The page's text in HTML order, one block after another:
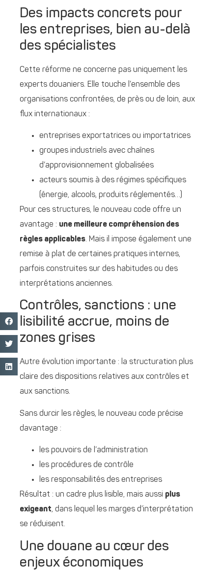
Des impacts concrets pour
les entreprises, bien au-delà
des spécialistes
Cette réforme ne concerne pas uniquement les
experts douaniers. Elle touche l’ensemble des
organisations confrontées, de près ou de loin, aux
flux internationaux :
entreprises exportatrices ou importatrices
groupes industriels avec chaînes
d’approvisionnement globalisées
acteurs soumis à des régimes spécifiques
(énergie, alcools, produits réglementés…)
Pour ces structures, le nouveau code offre un
avantage : une meilleure compréhension des
règles applicables. Mais il impose également une
remise à plat de certaines pratiques internes,
parfois construites sur des habitudes ou des
interprétations anciennes.
Contrôles, sanctions : une
lisibilité accrue, moins de
zones grises
Autre évolution importante : la structuration plus
claire des dispositions relatives aux contrôles et
aux sanctions.
Sans durcir les règles, le nouveau code précise
davantage :
les pouvoirs de l’administration
les procédures de contrôle
les responsabilités des entreprises
Résultat : un cadre plus lisible, mais aussi plus
exigeant, dans lequel les marges d’interprétation
se réduisent.
Une douane au cœur des
enjeux économiques